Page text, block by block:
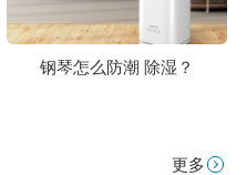
钢琴怎么防潮 除湿？
更多